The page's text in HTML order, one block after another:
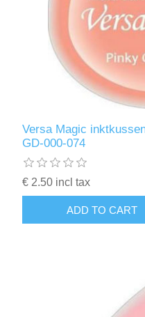
Versa Magic
GD-000-074
€ 2.50 incl tax
ADD TO CART